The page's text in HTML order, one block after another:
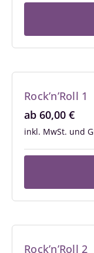
Rock’n’Roll 1
ab 60,00 €
inkl. MwSt.
Rock’n’Roll 2